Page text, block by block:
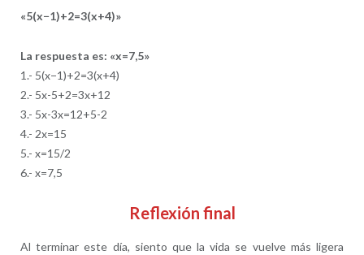
«5(x−1)+2=3(x+4)»
La respuesta es: «x=7,5»
1.- 5(x−1)+2=3(x+4)
2.- 5x-5+2=3x+12
3.- 5x-3x=12+5-2
4.- 2x=15
5.- x=15/2
6.- x=7,5
Reflexión final
Al terminar este día, siento que la vida se vuelve más ligera